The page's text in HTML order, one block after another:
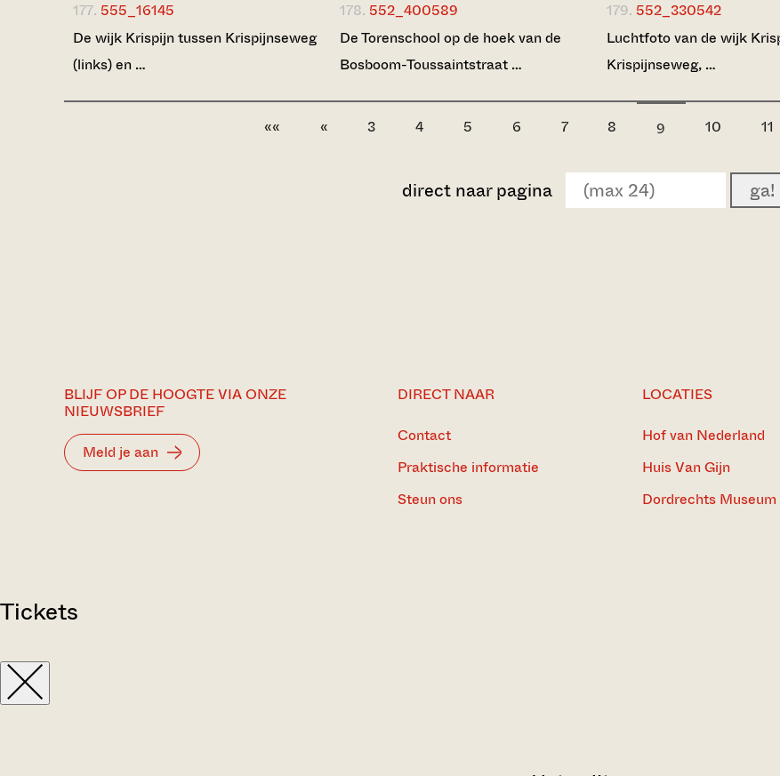
177. 555_16145
De wijk Krispijn tussen Krispijnseweg
(links) en …
178. 552_400589
De Torenschool op de hoek van de
Bosboom-Toussaintstraat …
179. 552_330542
Luchtfoto van de wijk
Krispijnseweg, …
«« « 3 4 5 6 7 8 9 10 11
direct naar pagina ga!
BLIJF OP DE HOOGTE VIA ONZE
NIEUWSBRIEF
Meld je aan
DIRECT NAAR
Contact
Praktische informatie
Steun ons
LOCATIES
Hof van Nederland
Huis Van Gijn
Dordrechts Museum
Tickets